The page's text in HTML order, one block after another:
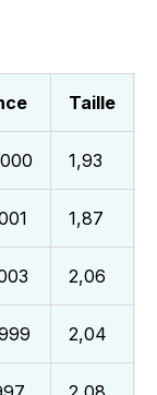
Taille
1,93
1,87
2,06
2,04